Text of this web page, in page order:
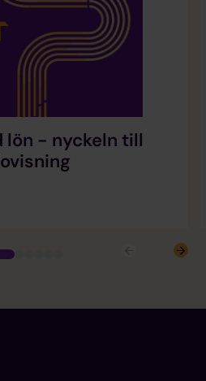
- nyckeln till